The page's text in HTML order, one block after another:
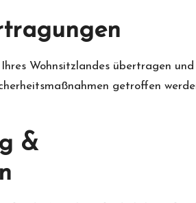
Wohnsitzlandes übertragen
getroffen
&